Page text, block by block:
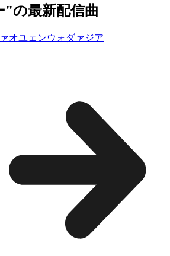
の最新配信曲
オユェンウォダァジア